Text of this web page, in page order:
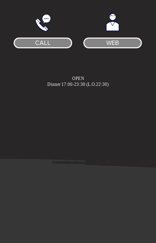
CALL WEB
OPEN
Dinner 17:00-23:30 (L.O.22:30)